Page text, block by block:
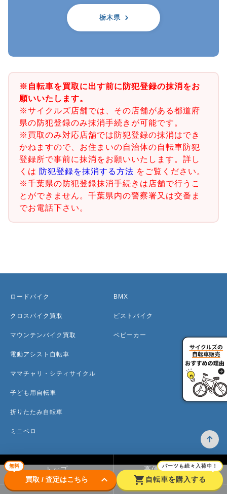
栃木県
※自転車を買取に出す前に防犯登録の抹消をお
願いいたします。
※サイクルズ店舗では、その店舗がある都道府
県の防犯登録のみ抹消手続きが可能です。
※買取のみ対応店舗では防犯登録の抹消はでき
かねますので、お住まいの自治体の自転車防犯
登録所で事前に抹消をお願いいたします。詳し
くは 防犯登録を抹消する方法 をご覧ください。
※千葉県の防犯登録抹消手続きは店舗で行うこ
とができません。千葉県内の警察署又は交番ま
でお電話下さい。
無料
買取 / 査定はこちら keyboard_arrow_down shopping_cart
パーツも続々入荷中！
自転車を購入する
ロードバイク
クロスバイク買取
マウンテンバイク買取
電動アシスト自転車
ママチャリ・シティサイクル
子ども用自転車
折りたたみ自転車
ミニベロ
BMX
ピストバイク
ベビーカー
トップ 高価買取のワケ